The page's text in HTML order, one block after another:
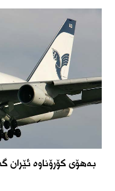
بەهۆی کۆرۆناوە ئێران گەشتی